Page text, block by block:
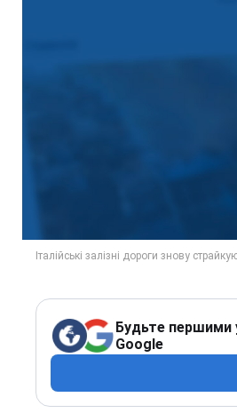
Будьте першими
Google